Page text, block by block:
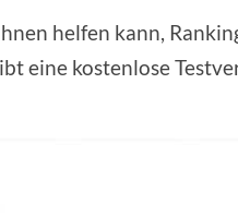
helfen kann,
eine kostenlose